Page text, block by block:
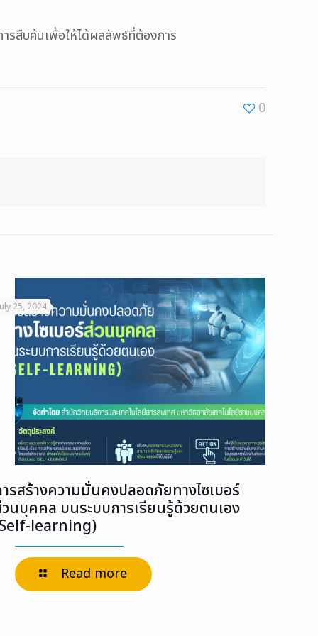
ารสืบค้นเพื่อให้ได้ผลลัพธ์ที่ต้องการ
0
25, 2024
รสร้างความมั่นคงปลอดภัยทางไซเบอร์
นบุคคล บนระบบการเรียนรู้ด้วยตนเอง
learning)
Read more